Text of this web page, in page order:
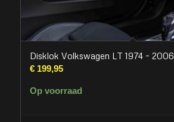
Disklok Volkswagen LT 1974 – 2006
€199,95
Op voorraad